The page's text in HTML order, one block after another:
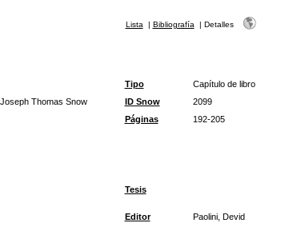
Lista | Bibliografía | Detalles
Tipo
Capítulo de libro
Thomas Snow ID Snow
2099
Páginas
192-205
Tesis
Editor Paolini, Devid